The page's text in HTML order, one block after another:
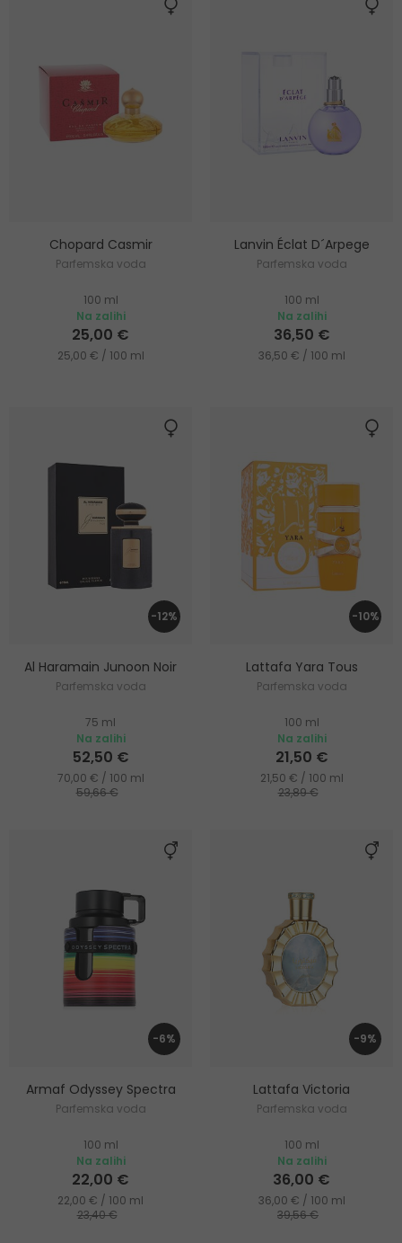
Chopard Casmir
Parfemska voda
100 ml
Na zalihi
25,00 €
25,00 € / 100 ml
Lanvin Éclat D´Arpege
Parfemska voda
100 ml
Na zalihi
36,50 €
36,50 € / 100 ml
-12%
Al Haramain Junoon Noir
Parfemska voda
75 ml
Na zalihi
52,50 €
70,00 € / 100 ml
59,66 €
-10%
Lattafa Yara Tous
Parfemska voda
100 ml
Na zalihi
21,50 €
21,50 € / 100 ml
23,89 €
-6%
Armaf Odyssey Spectra
Parfemska voda
100 ml
Na zalihi
22,00 €
22,00 € / 100 ml
23,40 €
-9%
Lattafa Victoria
Parfemska voda
100 ml
Na zalihi
36,00 €
36,00 € / 100 ml
39,56 €